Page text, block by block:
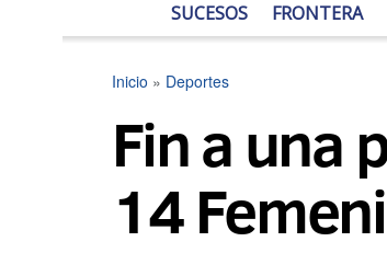
SUCESOS FRONTERA
Inicio » Deportes
Fin a una
14